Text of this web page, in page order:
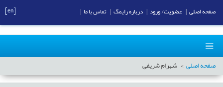
صفحه اصلی شهرام شریفی
صفحه اصلی عضویت/ ورود درباره رایمگ تماس با ما